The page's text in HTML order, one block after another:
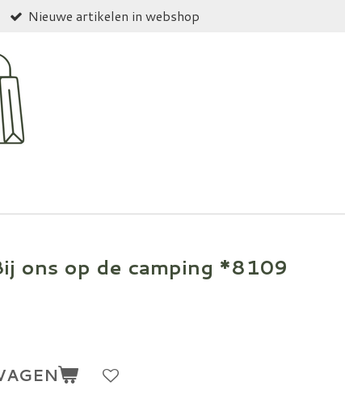
Nieuwe artikelen in webshop
ons op de camping *8109